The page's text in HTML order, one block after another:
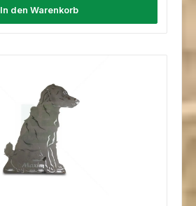
In den Warenkorb